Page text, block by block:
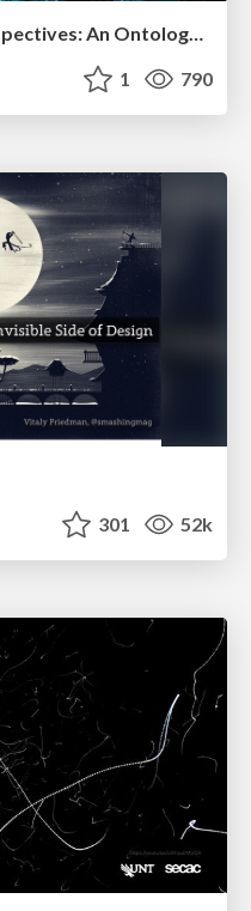
Organizational Design Perspectives: An Ontology of Organizational Design Elements
1 790
301 52k